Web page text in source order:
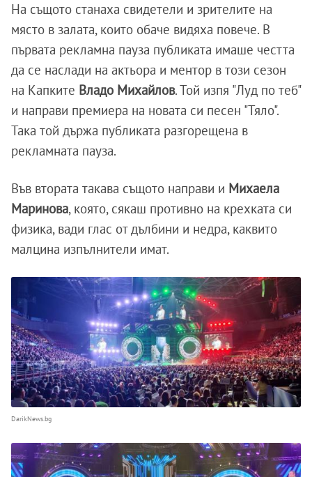
На същото станаха свидетели и зрителите на
място в залата, които обаче видяха повече. В
първата рекламна пауза публиката имаше честта
да се наслади на актьора и ментор в този сезон
на Капките Владо Михайлов. Той изпя "Луд по теб"
и направи премиера на новата си песен "Тяло".
Така той държа публиката разгорещена в
рекламната пауза.
Във втората такава същото направи и Михаела
Маринова, която, сякаш противно на крехката си
физика, вади глас от дълбини и недра, каквито
малцина изпълнители имат.
DarikNews.bg